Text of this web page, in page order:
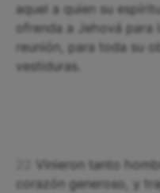
aquel a quien su
ofrenda a Jehová para
reunión, para toda su
vestiduras.
Vinieron tanto
corazón generoso, y